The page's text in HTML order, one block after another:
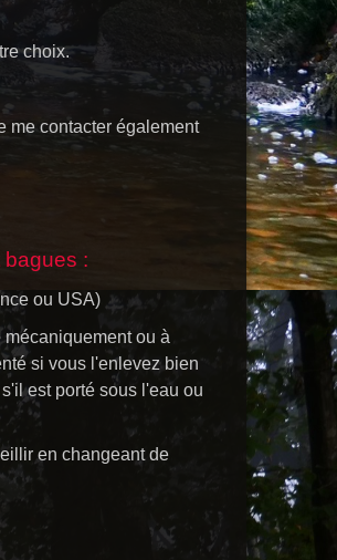
choix.
me contacter également
:
ou USA)
ou à
si vous l'enlevez bien
est porté sous l'eau ou
en changeant de